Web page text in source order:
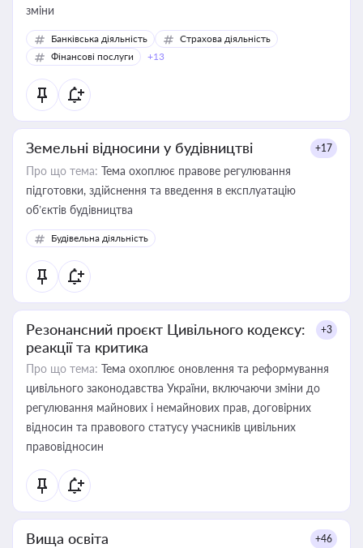
зміни
Банківська діяльність
Страхова діяльність
Фінансові послуги
+13
Земельні відносини у будівництві +17
Про що тема: Тема охоплює правове регулювання
підготовки, здійснення та введення в експлуатацію
об’єктів будівництва
Будівельна діяльність
Резонансний проєкт Цивільного кодексу:
реакції та критика
+3
Про що тема: Тема охоплює оновлення та реформування
цивільного законодавства України, включаючи зміни до
регулювання майнових і немайнових прав, договірних
відносин та правового статусу учасників цивільних
правовідносин
Вища освіта +46